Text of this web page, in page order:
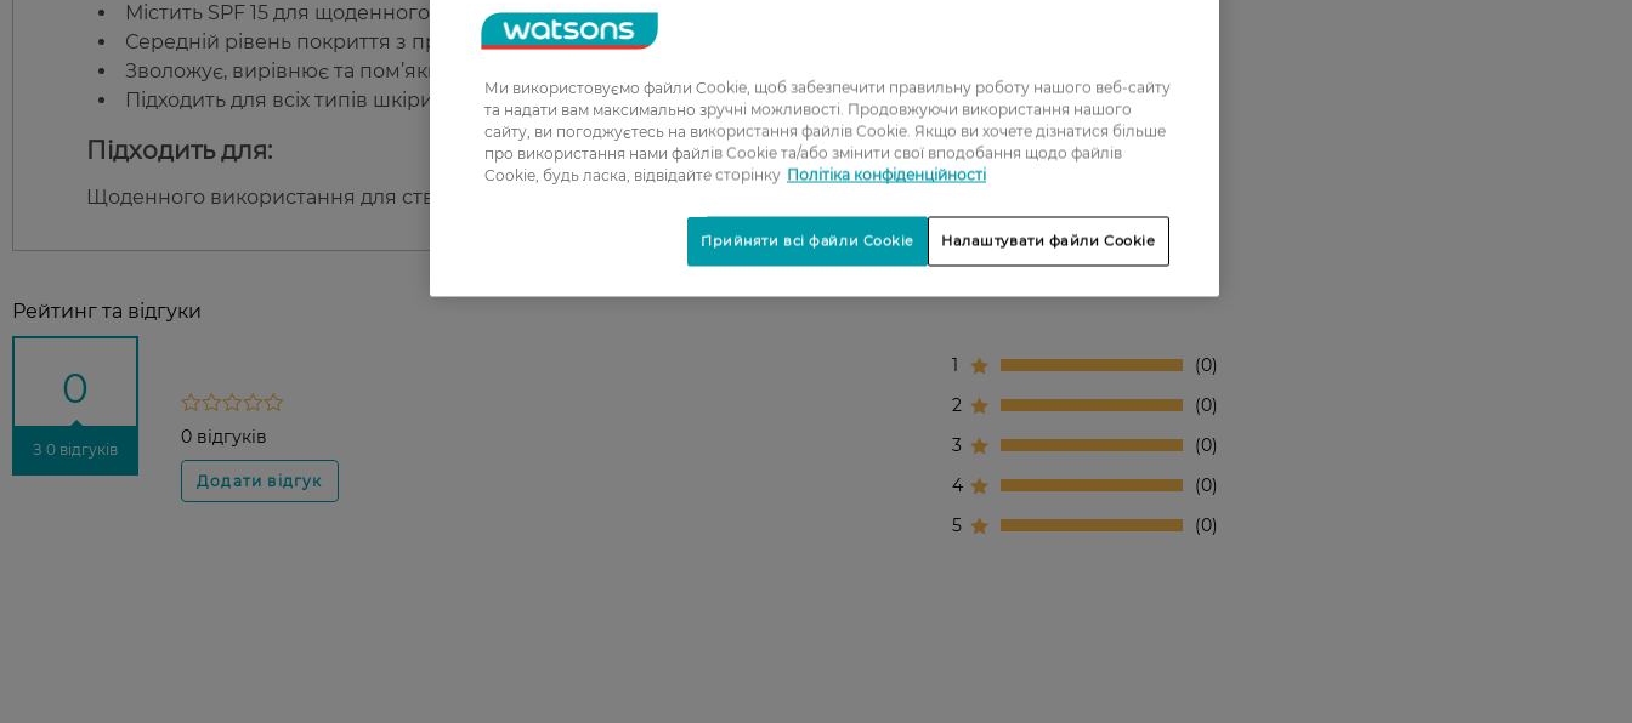
Містить SPF 15 для щоденного захисту від сонця.
Середній рівень покриття з природним матовим ефектом.
Зволожує, вирівнює та пом’якшує шкіру.
Підходить для всіх типів шкіри.
Підходить для:
Щоденного використання для створення рівного, доглянутого тону обличчя.
Рейтинг та відгуки
0
З 0 відгуків
0 відгуків
1
0
2
0
3
0
4
0
5
0
Ми використовуємо файли Cookie, щоб забезпечити правильну роботу нашого веб-сайту
та надати вам максимально зручні можливості. Продовжуючи використання нашого
сайту, ви погоджуєтесь на використання файлів Cookie. Якщо ви хочете дізнатися більше
про використання нами файлів Cookie та/або змінити свої вподобання щодо файлів
Cookie, будь ласка, відвідайте сторінку Політіка конфіденційності
Налаштувати файли Cookie
Прийняти всі файли Cookie